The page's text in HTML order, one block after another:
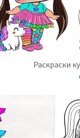
Раскраски